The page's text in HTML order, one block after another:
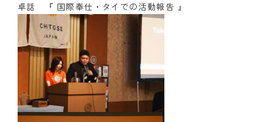
卓話 『 国際奉仕・タイでの活動報告 』